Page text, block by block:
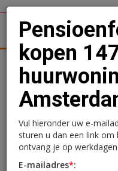
Woningmarkt
147
kopen
Vul hieronder uw e-
sturen u dan een link
ontvang je op
E-mailadres*: